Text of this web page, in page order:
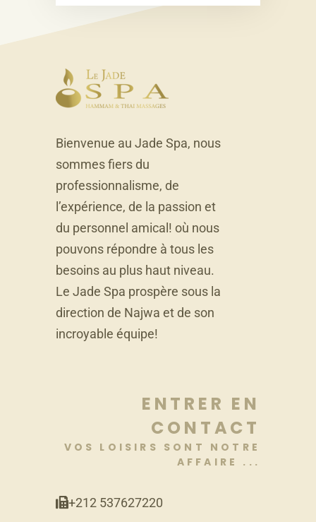
Bienvenue au Jade Spa, nous
sommes fiers du
professionnalisme, de
l’expérience, de la passion et
du personnel amical! où nous
pouvons répondre à tous les
besoins au plus haut niveau.
Le Jade Spa prospère sous la
direction de Najwa et de son
incroyable équipe!
ENTRER EN
CONTACT
VOS LOISIRS SONT NOTRE
AFFAIRE ...
+212 537627220